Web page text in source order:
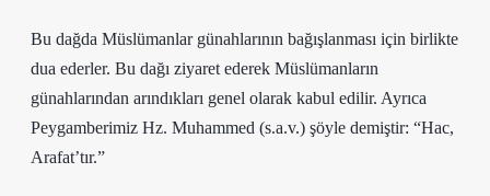
Bu dağda Müslümanlar günahlarının bağışlanması için birlikte
dua ederler. Bu dağı ziyaret ederek Müslümanların
günahlarından arındıkları genel olarak kabul edilir. Ayrıca
Peygamberimiz Hz. Muhammed (s.a.v.) şöyle demiştir: “Hac,
Arafat’tır.”